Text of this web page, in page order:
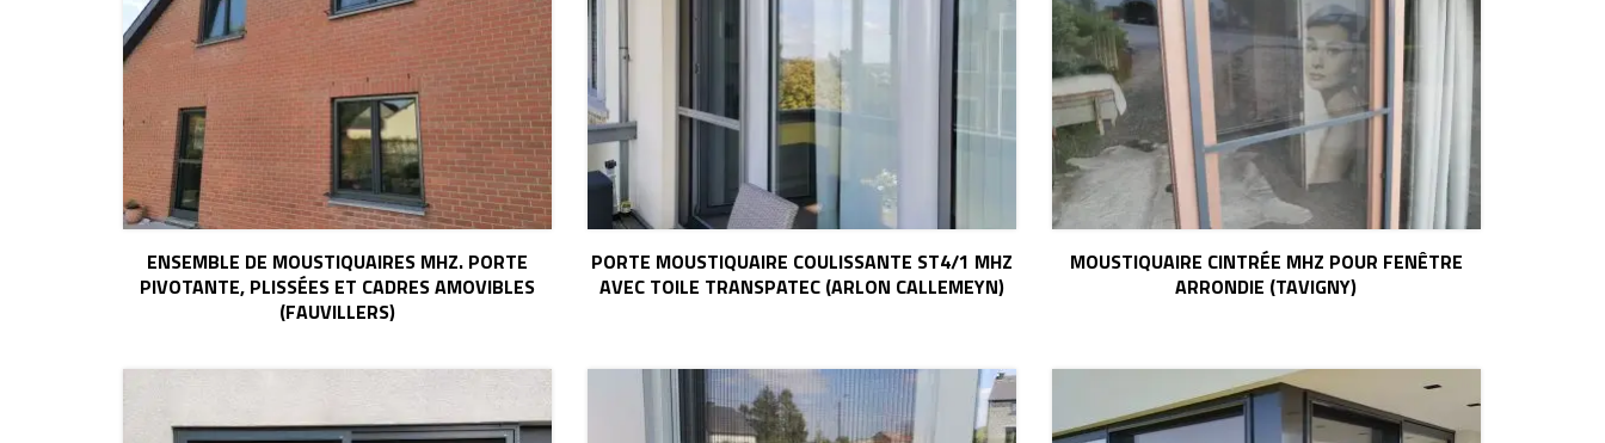
ENSEMBLE DE MOUSTIQUAIRES MHZ. PORTE
PIVOTANTE, PLISSÉES ET CADRES AMOVIBLES
(FAUVILLERS)
PORTE MOUSTIQUAIRE COULISSANTE ST4/1 MHZ
AVEC TOILE TRANSPATEC (ARLON CALLEMEYN)
MOUSTIQUAIRE CINTRÉE MHZ POUR FENÊTRE
ARRONDIE (TAVIGNY)